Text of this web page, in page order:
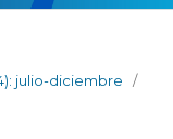
julio-diciembre
/